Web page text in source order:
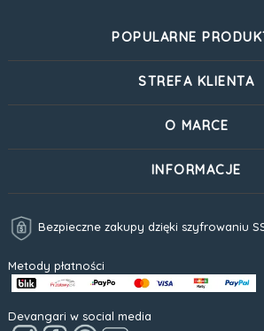
POPULARNE
STREFA KLIENTA
O MARCE
INFORMACJE
Bezpieczne zakupy dzięki szyfrowaniu
Metody płatności
Devangari w social media